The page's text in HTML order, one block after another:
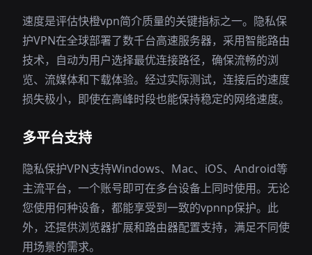
速度是评估快橙vpn简介质量的关键指标之一。隐私保
护VPN在全球部署了数千台高速服务器，采用智能路由
技术，自动为用户选择最优连接路径，确保流畅的浏
览、流媒体和下载体验。经过实际测试，连接后的速度
损失极小，即使在高峰时段也能保持稳定的网络速度。
多平台支持
隐私保护VPN支持Windows、Mac、iOS、Android等
主流平台，一个账号即可在多台设备上同时使用。无论
您使用何种设备，都能享受到一致的vpnnp保护。此
外，还提供浏览器扩展和路由器配置支持，满足不同使
用场景的需求。